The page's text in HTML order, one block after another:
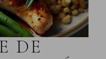
DE